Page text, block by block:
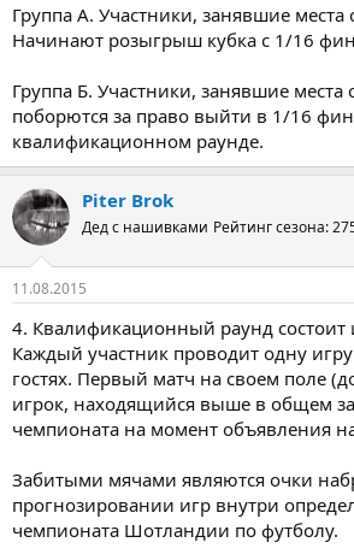
Группа А. Участники, занявшие места
Начинают розыгрыш кубка с 1/16
Группа Б. Участники, занявшие места
поборются за право выйти в 1/16
квалификационном раунде.
Piter Brok
Дед с нашивками Рейтинг сезона:
11.08.2015
4. Квалификационный раунд состоит
Каждый участник проводит одну
гостях. Первый матч на своем поле
игрок, находящийся выше в общем
чемпионата на момент объявления
Забитыми мячами являются очки
прогнозировании игр внутри
чемпионата Шотландии по футболу.